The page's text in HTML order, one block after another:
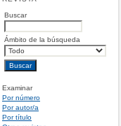
Buscar
Ámbito de la búsqueda
Examinar
Por número
Por autor/a
Por título